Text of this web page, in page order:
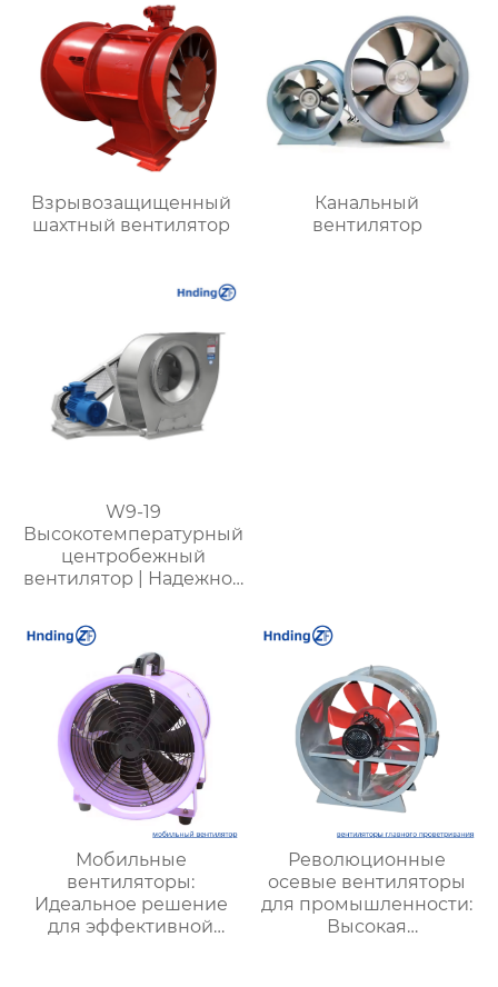
вентилятор SDF —
идеальное решение
для туннельной
вентиляции.
Взрывозащищенный
шахтный вентилятор
Канальный
вентилятор
W9-19
Высокотемпературный
центробежный
вентилятор | Надежное
работы при
температуре до 950℃
Мобильные
вентиляторы:
Идеальное решение
для эффективной
Революционные
осевые вентиляторы
для промышленности:
Высокая